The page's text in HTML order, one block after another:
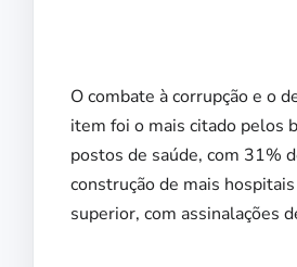
O combate à corrupção e o
item foi o mais citado pelos
postos de saúde, com 31%
construção de mais
superior, com assinalações